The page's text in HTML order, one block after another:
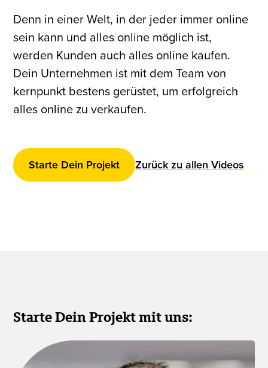
Denn in einer Welt, in der jeder immer online
sein kann und alles online möglich ist,
werden Kunden auch alles online kaufen.
Dein Unternehmen ist mit dem Team von
kernpunkt bestens gerüstet, um erfolgreich
alles online zu verkaufen.
Starte Dein Projekt Zurück zu allen Videos
Starte Dein Projekt mit uns: